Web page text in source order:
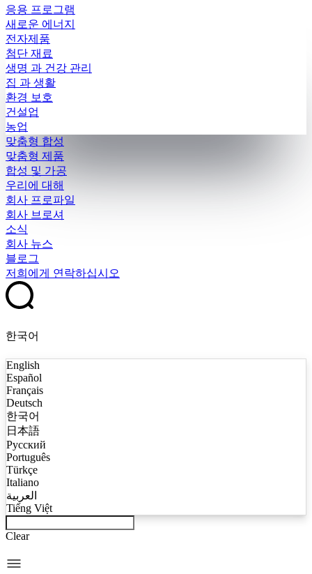
응용 프로그램
새로운 에너지
전자제품
첨단 재료
생명 과 건강 관리
집 과 생활
환경 보호
건설업
농업
맞춤형 합성
맞춤형 제품
합성 및 가공
우리에 대해
회사 프로파일
회사 브로셔
소식
회사 뉴스
블로그
저희에게 연락하십시오
한국어
English
Español
Français
Deutsch
한국어
日本語
Русский
Português
Türkçe
Italiano
العربية
Tiếng Việt
Clear